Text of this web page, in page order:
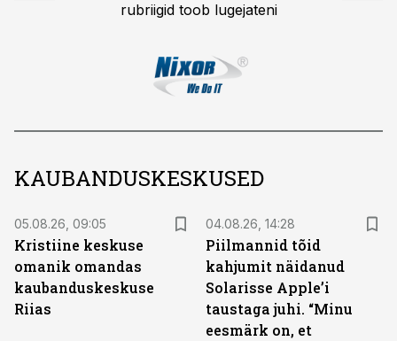
rubriigid toob lugejateni
KAUBANDUSKESKUSED
05.08.26, 09:05
Kristiine keskuse
omanik omandas
kaubanduskeskuse
Riias
04.08.26, 14:28
Piilmannid tõid
kahjumit näidanud
Solarisse Apple’i
taustaga juhi. “Minu
eesmärk on, et